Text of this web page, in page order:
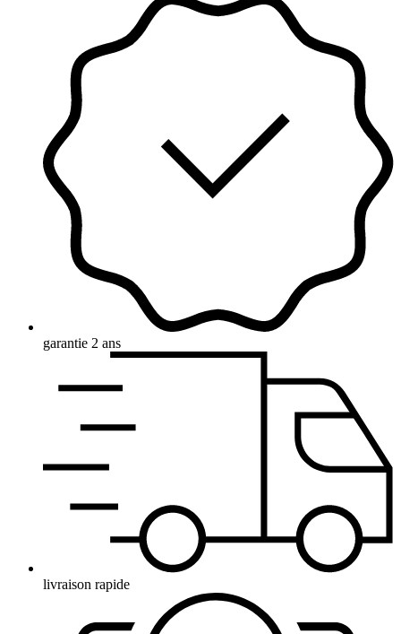
garantie 2 ans
livraison rapide